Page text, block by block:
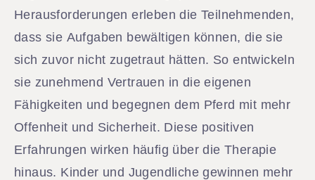
Herausforderungen erleben die Teilnehmenden,
dass sie Aufgaben bewältigen können, die sie
sich zuvor nicht zugetraut hätten. So entwickeln
sie zunehmend Vertrauen in die eigenen
Fähigkeiten und begegnen dem Pferd mit mehr
Offenheit und Sicherheit. Diese positiven
Erfahrungen wirken häufig über die Therapie
hinaus. Kinder und Jugendliche gewinnen mehr